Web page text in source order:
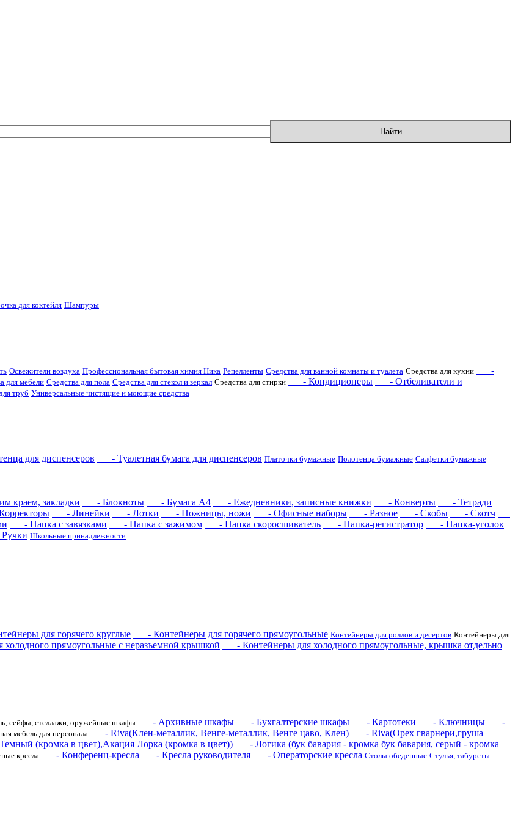
для коктейля Шампуры
Освежители воздуха Профессиональная бытовая химия Ника Репелленты Средства для ванной комнаты и туалета Средства для кухни
-
для мебели Средства для пола Средства для стекол и зеркал Средства для стирки - Кондиционеры
- Отбеливатели и
труб Универсальные чистящие и моющие средства
для диспенсеров - Туалетная бумага для диспенсеров Платочки бумажные Полотенца бумажные Салфетки бумажные
краем, закладки - Блокноты - Бумага А4 - Ежедневники, записные книжки - Конверты - Тетради
- Линейки - Лотки - Ножницы, ножи - Офисные наборы - Разное - Скобы
- Скотч
- Папка с завязками - Папка с зажимом - Папка скоросшиватель - Папка-регистратор
- Папка-уголок
Школьные принадлежности
для горячего круглые - Контейнеры для горячего прямоугольные Контейнеры для роллов и десертов Контейнеры для
прямоугольные с неразъемной крышкой - Контейнеры для холодного прямоугольные, крышка отдельно
сейфы, стеллажи, оружейные шкафы - Архивные шкафы - Бухгалтерские шкафы - Картотеки - Ключницы
-
мебель для персонала - Riva(Клен-металлик, Венге-металлик, Венге цаво, Клен)
- Riva(Орех гварнери,груша
(кромка в цвет),Акация Лорка (кромка в цвет))
- Логика (бук бавария - кромка бук бавария, серый - кромка
кресла - Конференц-кресла - Кресла руководителя - Операторские кресла Столы обеденные Стулья, табуреты